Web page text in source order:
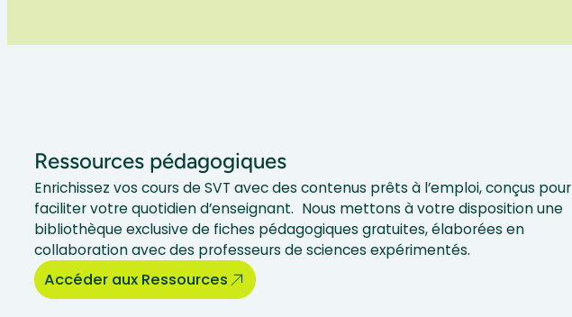
Ressources pédagogiques
Enrichissez vos cours de SVT avec des contenus prêts à l’emploi, conçus pour
faciliter votre quotidien d’enseignant. Nous mettons à votre disposition une
bibliothèque exclusive de fiches pédagogiques gratuites, élaborées en
collaboration avec des professeurs de sciences expérimentés.
Accéder aux Ressources